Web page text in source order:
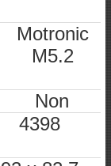
Motronic
M5.2
Non
4398